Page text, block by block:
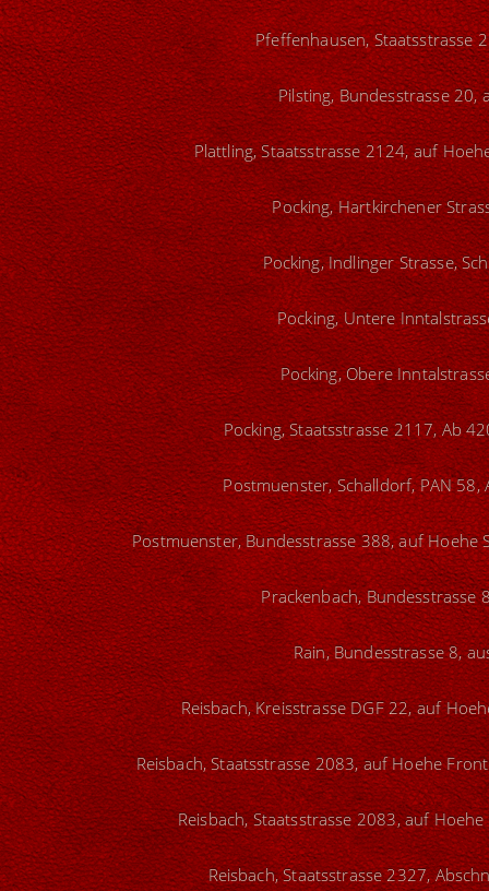
Pfeffenhausen, Staatsstrasse
Pilsting, Bundesstrasse
Plattling, Staatsstrasse 2124, auf
Pocking, Hartkirchener
Pocking, Indlinger Strasse,
Pocking, Untere
Pocking, Obere
Pocking, Staatsstrasse 2117, Ab
Postmuenster, Schalldorf, PAN
Postmuenster, Bundesstrasse 388, auf
Prackenbach, Bundesstrasse
Rain, Bundesstrasse 8,
Reisbach, Kreisstrasse DGF 22, auf
Reisbach, Staatsstrasse 2083, auf Hoehe
Reisbach, Staatsstrasse 2083, auf
Reisbach, Staatsstrasse 2327,